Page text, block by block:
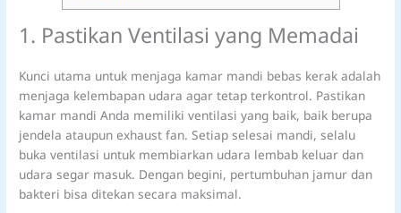
1. Pastikan Ventilasi yang Memadai
Kunci utama untuk menjaga kamar mandi bebas kerak adalah
menjaga kelembapan udara agar tetap terkontrol. Pastikan
kamar mandi Anda memiliki ventilasi yang baik, baik berupa
jendela ataupun exhaust fan. Setiap selesai mandi, selalu
buka ventilasi untuk membiarkan udara lembab keluar dan
udara segar masuk. Dengan begini, pertumbuhan jamur dan
bakteri bisa ditekan secara maksimal.